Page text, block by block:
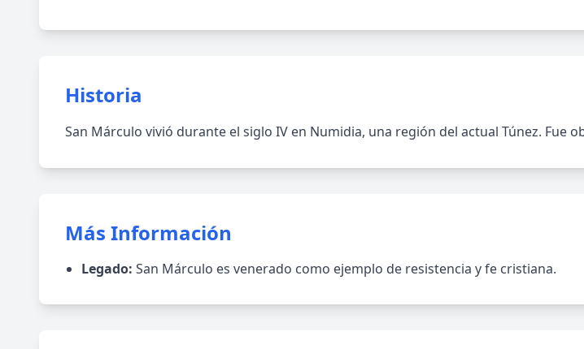
Historia
San Márculo vivió durante el siglo IV en Numidia, una región del actual Túnez. Fue
Más Información
Legado: San Márculo es venerado como ejemplo de resistencia y fe cristiana.